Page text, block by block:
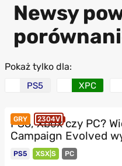
Newsy
Pokaż tylko dla:
PS5 XPC
GRY 2304V
PS5, Xbox czy PC?
Campaign Evolved
PS5 XSX|S PC